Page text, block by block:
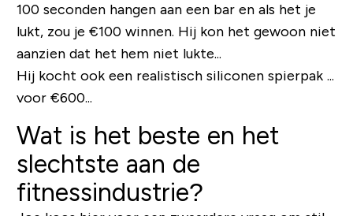
100 seconden hangen aan een bar en als het je
lukt, zou je €100 winnen. Hij kon het gewoon niet
aanzien dat het hem niet lukte...
Hij kocht ook een realistisch siliconen spierpak ...
voor €600...
Wat is het beste en het
slechtste aan de
fitnessindustrie?